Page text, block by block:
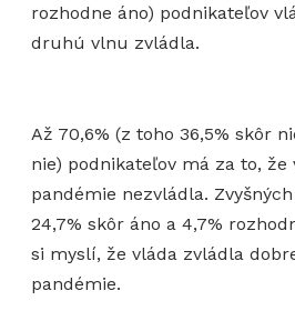
rozhodne áno) podnikateľov
druhú vlnu zvládla.
Až 70,6% (z toho 36,5% skôr
nie) podnikateľov má za to,
pandémie nezvládla.
24,7% skôr áno a 4,7%
si myslí, že vláda zvládla
pandémie.